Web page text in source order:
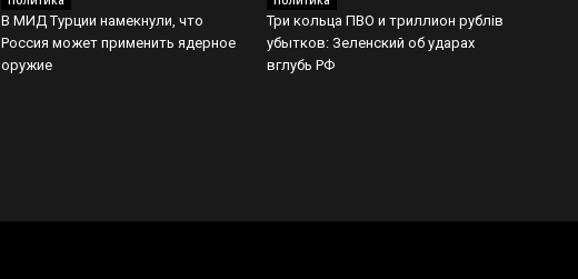
В МИД Турции намекнули, что
Россия может применить ядерное
оружие
Три кольца ПВО и триллион рублів
убытков: Зеленский об ударах
вглубь РФ